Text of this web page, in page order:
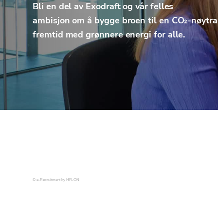
Bli en del av Exodraft og vår felles
ambisjon om å bygge broen til en CO₂-
fremtid med grønnere energi for alle.
© e-Recruitment by HR-ON